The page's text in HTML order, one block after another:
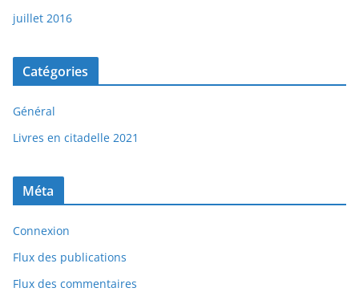
juillet 2016
Catégories
Général
Livres en citadelle 2021
Méta
Connexion
Flux des publications
Flux des commentaires